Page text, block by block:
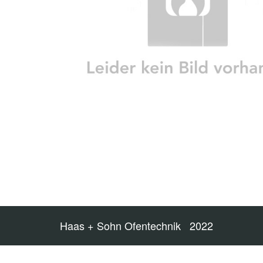
Haas + Sohn Ofentechnik 2022